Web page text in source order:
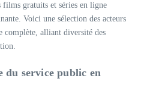
films gratuits et séries en ligne
Voici une sélection des acteurs
complète, alliant diversité des
du service public en